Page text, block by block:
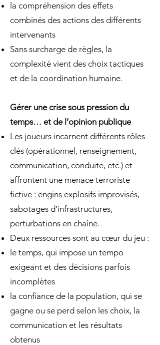
la compréhension des effets
combinés des actions des différents
intervenants
Sans surcharge de règles, la
complexité vient des choix tactiques
et de la coordination humaine.
Gérer une crise sous pression du
temps… et de l’opinion publique
Les joueurs incarnent différents rôles
clés (opérationnel, renseignement,
communication, conduite, etc.) et
affrontent une menace terroriste
fictive : engins explosifs improvisés,
sabotages d’infrastructures,
perturbations en chaîne.
Deux ressources sont au cœur du jeu :
le temps, qui impose un tempo
exigeant et des décisions parfois
incomplètes
la confiance de la population, qui se
gagne ou se perd selon les choix, la
communication et les résultats
obtenus